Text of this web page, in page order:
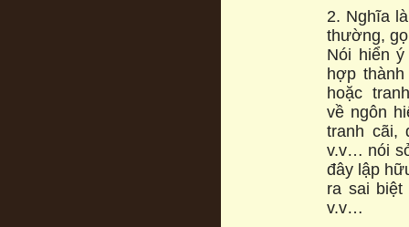
2. Nghĩa
thường,
Nói hiển
hợp
hoặc
về ngôn
tranh cãi,
v.v… nói
đây lập
ra sai
v.v…